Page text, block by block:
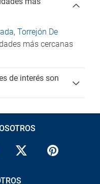
, Torrejón De
más cercanas
de interés son